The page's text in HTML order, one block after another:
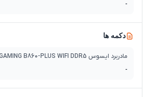
-
دکمه ها
مادربرد ایسوس TUF GAMING B860-PLUS WIFI DDR5
-